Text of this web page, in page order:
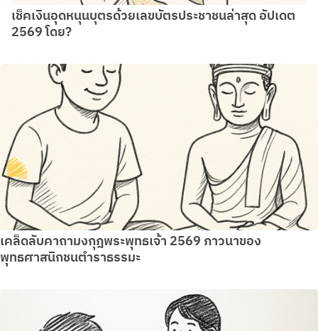
เช็คเงินอุดหนุนบุตรด้วยเลขบัตรประชาชนล่าสุด อัปเดต
2569 โดย?
เคล็ดลับคาถามงกุฎพระพุทธเจ้า 2569 ภาวนาของ
พุทธศาสนิกชนตำราธรรมะ